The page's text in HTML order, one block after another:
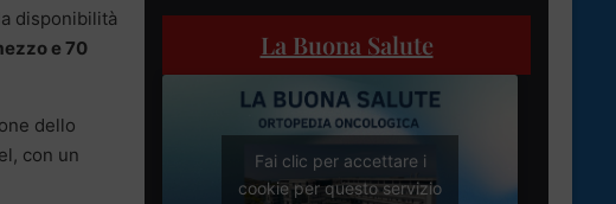
disponibilità
e 70
dello
con un
La Buona Salute
Fai clic per accettare i
cookie per questo servizio